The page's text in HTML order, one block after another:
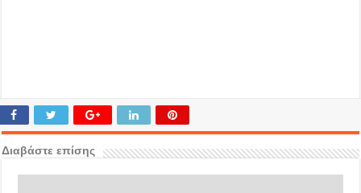
Διαβάστε επίσης